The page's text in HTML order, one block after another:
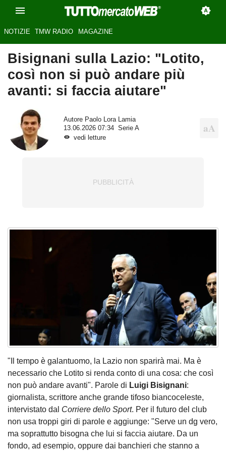
NOTIZIE TMW RADIO MAGAZINE
Bisignani sulla Lazio: "Lotito,
così non si può andare più
avanti: si faccia aiutare"
Autore Paolo Lora Lamia
13.06.2026 07:34
Serie A
vedi letture
"Il tempo è galantuomo, la Lazio non sparirà mai. Ma è
necessario che Lotito si renda conto di una cosa: che così
non può andare avanti". Parole di Luigi Bisignani:
giornalista, scrittore anche grande tifoso biancoceleste,
intervistato dal Corriere dello Sport. Per il futuro del club
non usa troppi giri di parole e aggiunge: "Serve un dg vero,
ma soprattutto bisogna che lui si faccia aiutare. Da un
fondo, ad esempio, oppure dai banchieri che stanno a